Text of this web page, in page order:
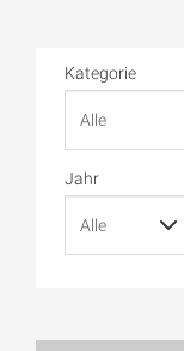
Kategorie
Jahr